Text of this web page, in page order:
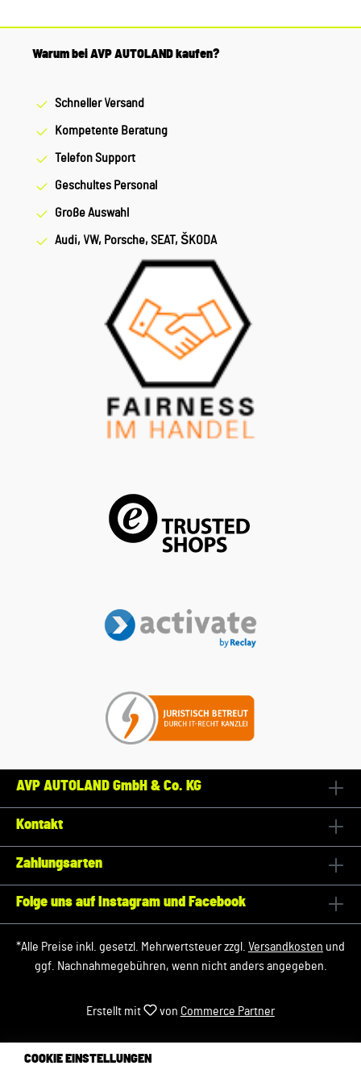
Warum bei AVP AUTOLAND kaufen?
Schneller Versand
Kompetente Beratung
Telefon Support
Geschultes Personal
Große Auswahl
Audi, VW, Porsche, SEAT, ŠKODA
AVP AUTOLAND GmbH & Co. KG
Kontakt
Zahlungsarten
Folge uns auf Instagram und Facebook
*Alle Preise inkl. gesetzl. Mehrwertsteuer zzgl. Versandkosten und
ggf. Nachnahmegebühren, wenn nicht anders angegeben.
Erstellt mit von Commerce Partner
COOKIE EINSTELLUNGEN